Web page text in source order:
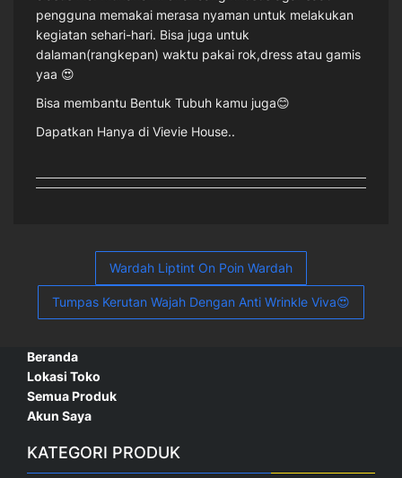
pengguna memakai merasa nyaman untuk melakukan
kegiatan sehari-hari. Bisa juga untuk
dalaman(rangkepan) waktu pakai rok,dress atau gamis
yaa 😍
Bisa membantu Bentuk Tubuh kamu juga😊
Dapatkan Hanya di Vievie House..
Navigasi
pos
Wardah Liptint On Poin Wardah
Tumpas Kerutan Wajah Dengan Anti Wrinkle Viva😍
Beranda
Lokasi Toko
Semua Produk
Akun Saya
KATEGORI PRODUK